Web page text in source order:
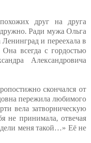
друг на друга
Ради мужа Ольга
и переехала в
всегда с гордостью
Александровича
скончался от
пережила любимого
вела затворническую
не принимала, отвечая
меня такой…» Её не